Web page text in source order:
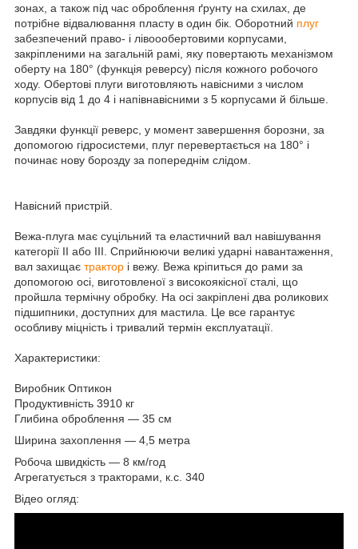
зонах, а також під час оброблення ґрунту на схилах, де
потрібне відвалювання пласту в один бік. Оборотний плуг
забезпечений право- і лівоообертовими корпусами,
закріпленими на загальній рамі, яку повертають механізмом
оберту на 180° (функція реверсу) після кожного робочого
ходу. Обертові плуги виготовляють навісними з числом
корпусів від 1 до 4 і напівнавісними з 5 корпусами й більше.
Завдяки функції реверс, у момент завершення борозни, за
допомогою гідросистеми, плуг перевертається на 180° і
починає нову борозду за попереднім слідом.
Навісний пристрій.
Вежа-плуга має суцільний та еластичний вал навішування
категорії II або III. Сприйнюючи великі ударні навантаження,
вал захищає трактор і вежу. Вежа кріпиться до рами за
допомогою осі, виготовленої з високоякісної сталі, що
пройшла термічну обробку. На осі закріплені два роликових
підшипники, доступних для мастила. Це все гарантує
особливу міцність і тривалий термін експлуатації.
Характеристики:
Виробник Оптикон
Продуктивність 3910 кг
Глибина оброблення — 35 см
Ширина захоплення — 4,5 метра
Робоча швидкість — 8 км/год
Агрегатується з тракторами, к.с. 340
Відео огляд: